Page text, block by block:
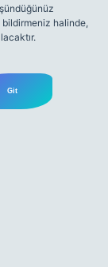
bildirmeniz halinde,